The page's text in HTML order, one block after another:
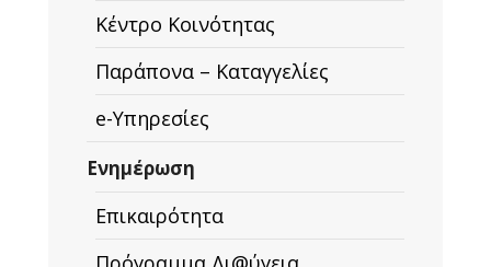
Κέντρο Κοινότητας
Παράπονα – Καταγγελίες
e-Υπηρεσίες
Ενημέρωση
Επικαιρότητα